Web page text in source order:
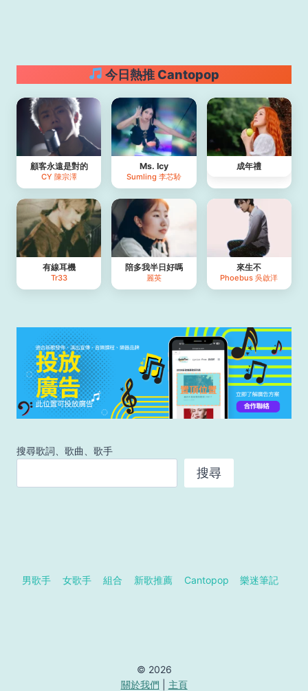
今日熱推 Cantopop
顧客永遠是對的
CY 陳宗澤
Ms. Icy
Sumling 李芯駖
成年禮
有線耳機
Tr33
陪多我半日好嗎
麗英
來生不
Phoebus 吳啟洋
搜尋歌詞、歌曲、歌手
搜尋
男歌手 女歌手 組合 新歌推薦 Cantopop 樂迷筆記
© 2026
關於我們
主頁